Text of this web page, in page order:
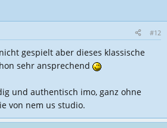
#12
gespielt aber dieses klassische
sehr ansprechend
und authentisch imo, ganz ohne
von nem us studio.